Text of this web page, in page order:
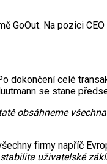
Na pozici
dokončení celé
se stane
obsáhneme
firmy napříč
uživatelské